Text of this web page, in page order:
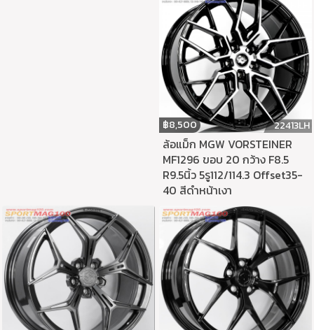
฿8,500 22413LH
ล้อแม็ก MGW VORSTEINER
MF1296 ขอบ 20 กว้าง F8.5
R9.5นิ้ว 5รู112/114.3 Offset35-
40 สีดำหน้าเงา